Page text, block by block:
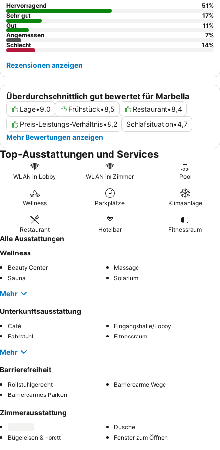
beeindruckende, vielfältige
und Halal-Optionen hervor. Für ein wirklich entspannendes
Erlebnis empfiehlt es sich, ein Zimmer mit
zu buchen,
um den Straßenlärm zu minimieren.
Überdurchschnittlich gut bewertet für Marbella
Lage•9,0 Frühstück•8,5 Restaurant•8,4
Preis-Leistungs-Verhältnis•8,2 Schlafsituation•4,7
Mehr Bewertungen anzeigen
Hervorragend 51%
Sehr gut
17%
Gut
11%
Angemessen
7%
Schlecht
14%
Rezensionen anzeigen
Top-Ausstattungen und Services
WLAN in Lobby WLAN im Zimmer Pool
Wellness Parkplätze Klimaanlage
Restaurant Hotelbar Fitnessraum
Alle Ausstattungen
Wellness
Beauty Center
Massage
Sauna
Solarium
Mehr
Unterkunftsausstattung
Café
Eingangshalle/Lobby
Fahrstuhl
Fitnessraum
Mehr
Barrierefreiheit
Rollstuhlgerecht
Barrierearme Wege
Barrierearmes Parken
Zimmerausstattung
Dusche
Bügeleisen & -brett
Fenster zum Öffnen